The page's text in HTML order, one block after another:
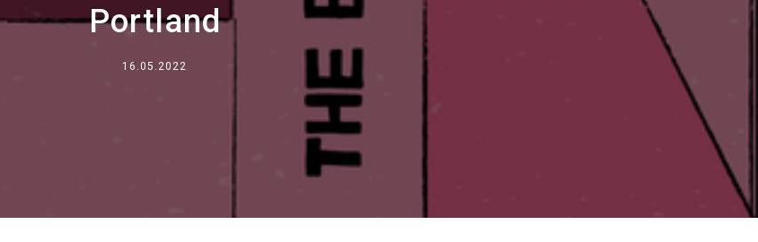
Portland
16.05.2022
Où nous sommes
Travaille avec nous
laboratoires
Durabilité